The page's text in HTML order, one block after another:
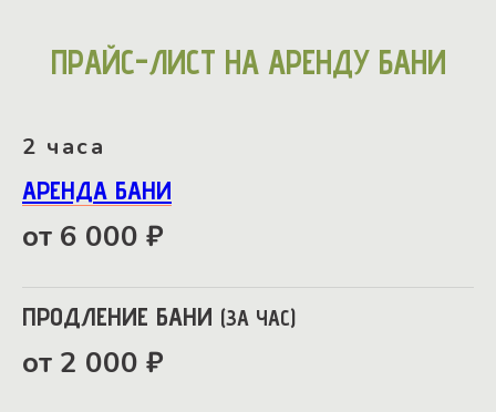
ПРАЙС-ЛИСТ НА АРЕНДУ БАНИ
2 часа
АРЕНДА БАНИ
от 6 000 ₽
ПРОДЛЕНИЕ БАНИ (ЗА ЧАС)
от 2 000 ₽